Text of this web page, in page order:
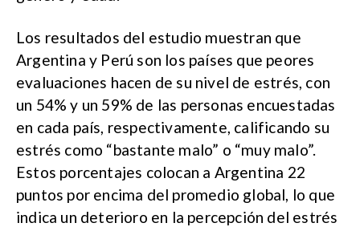
Los resultados del estudio muestran que
Argentina y Perú son los países que peores
evaluaciones hacen de su nivel de estrés, con
un 54% y un 59% de las personas encuestadas
en cada país, respectivamente, calificando su
estrés como “bastante malo” o “muy malo”.
Estos porcentajes colocan a Argentina 22
puntos por encima del promedio global, lo que
indica un deterioro en la percepción del estrés